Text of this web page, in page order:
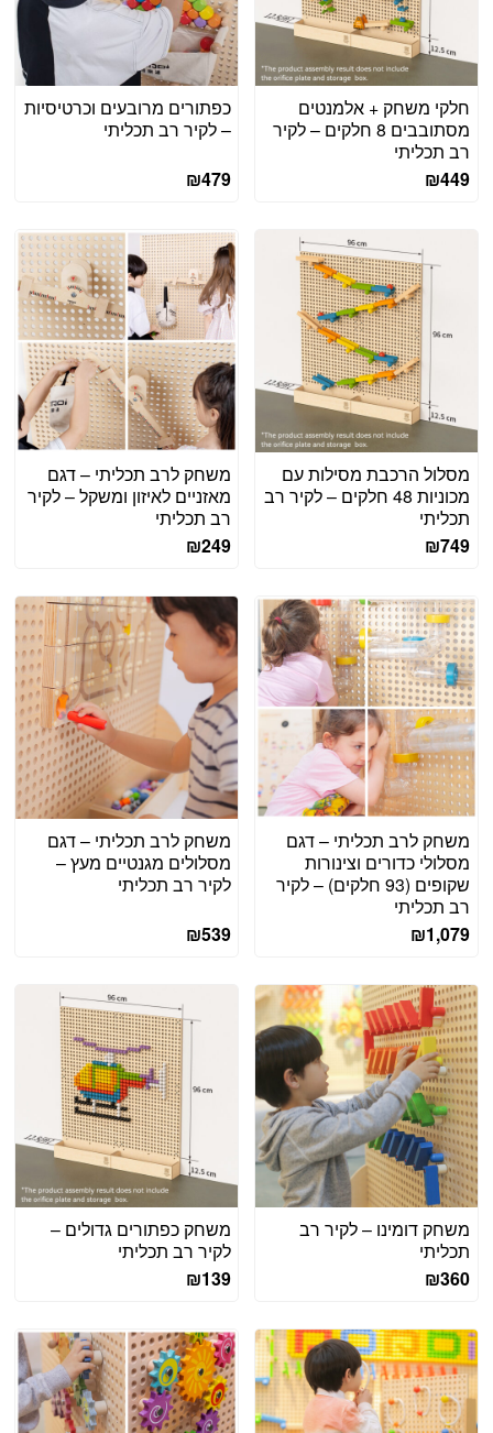
חלקי משחק + אלמנטים
מסתובבים 8 חלקים – לקיר
רב תכליתי
₪449
כפתורים מרובעים וכרטיסיות
– לקיר רב תכליתי
₪479
מסלול הרכבת מסילות עם
מכוניות 48 חלקים – לקיר רב
תכליתי
₪749
משחק לרב תכליתי – דגם
מאזניים לאיזון ומשקל – לקיר
רב תכליתי
₪249
משחק לרב תכליתי – דגם
מסלולי כדורים וצינורות
שקופים (93 חלקים) – לקיר
רב תכליתי
₪1,079
משחק לרב תכליתי – דגם
מסלולים מגנטיים מעץ –
לקיר רב תכליתי
₪539
משחק דומינו – לקיר רב
תכליתי
₪360
משחק כפתורים גדולים –
לקיר רב תכליתי
₪139